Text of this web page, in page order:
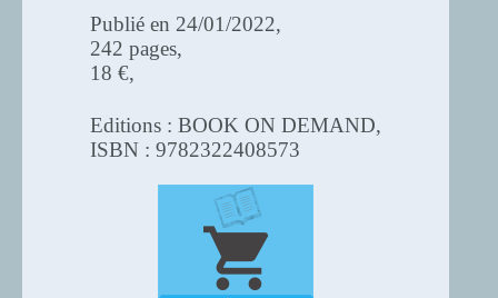
Publié en 24/01/2022,
242 pages,
18 €,
Editions : BOOK ON DEMAND,
ISBN : 9782322408573